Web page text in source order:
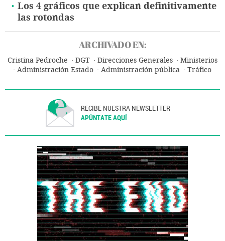
Los 4 gráficos que explican definitivamente
las rotondas
ARCHIVADO EN:
Cristina Pedroche DGT Direcciones Generales
Ministerios
Administración Estado
Administración pública
Tráfico
RECIBE NUESTRA NEWSLETTER
APÚNTATE AQUÍ